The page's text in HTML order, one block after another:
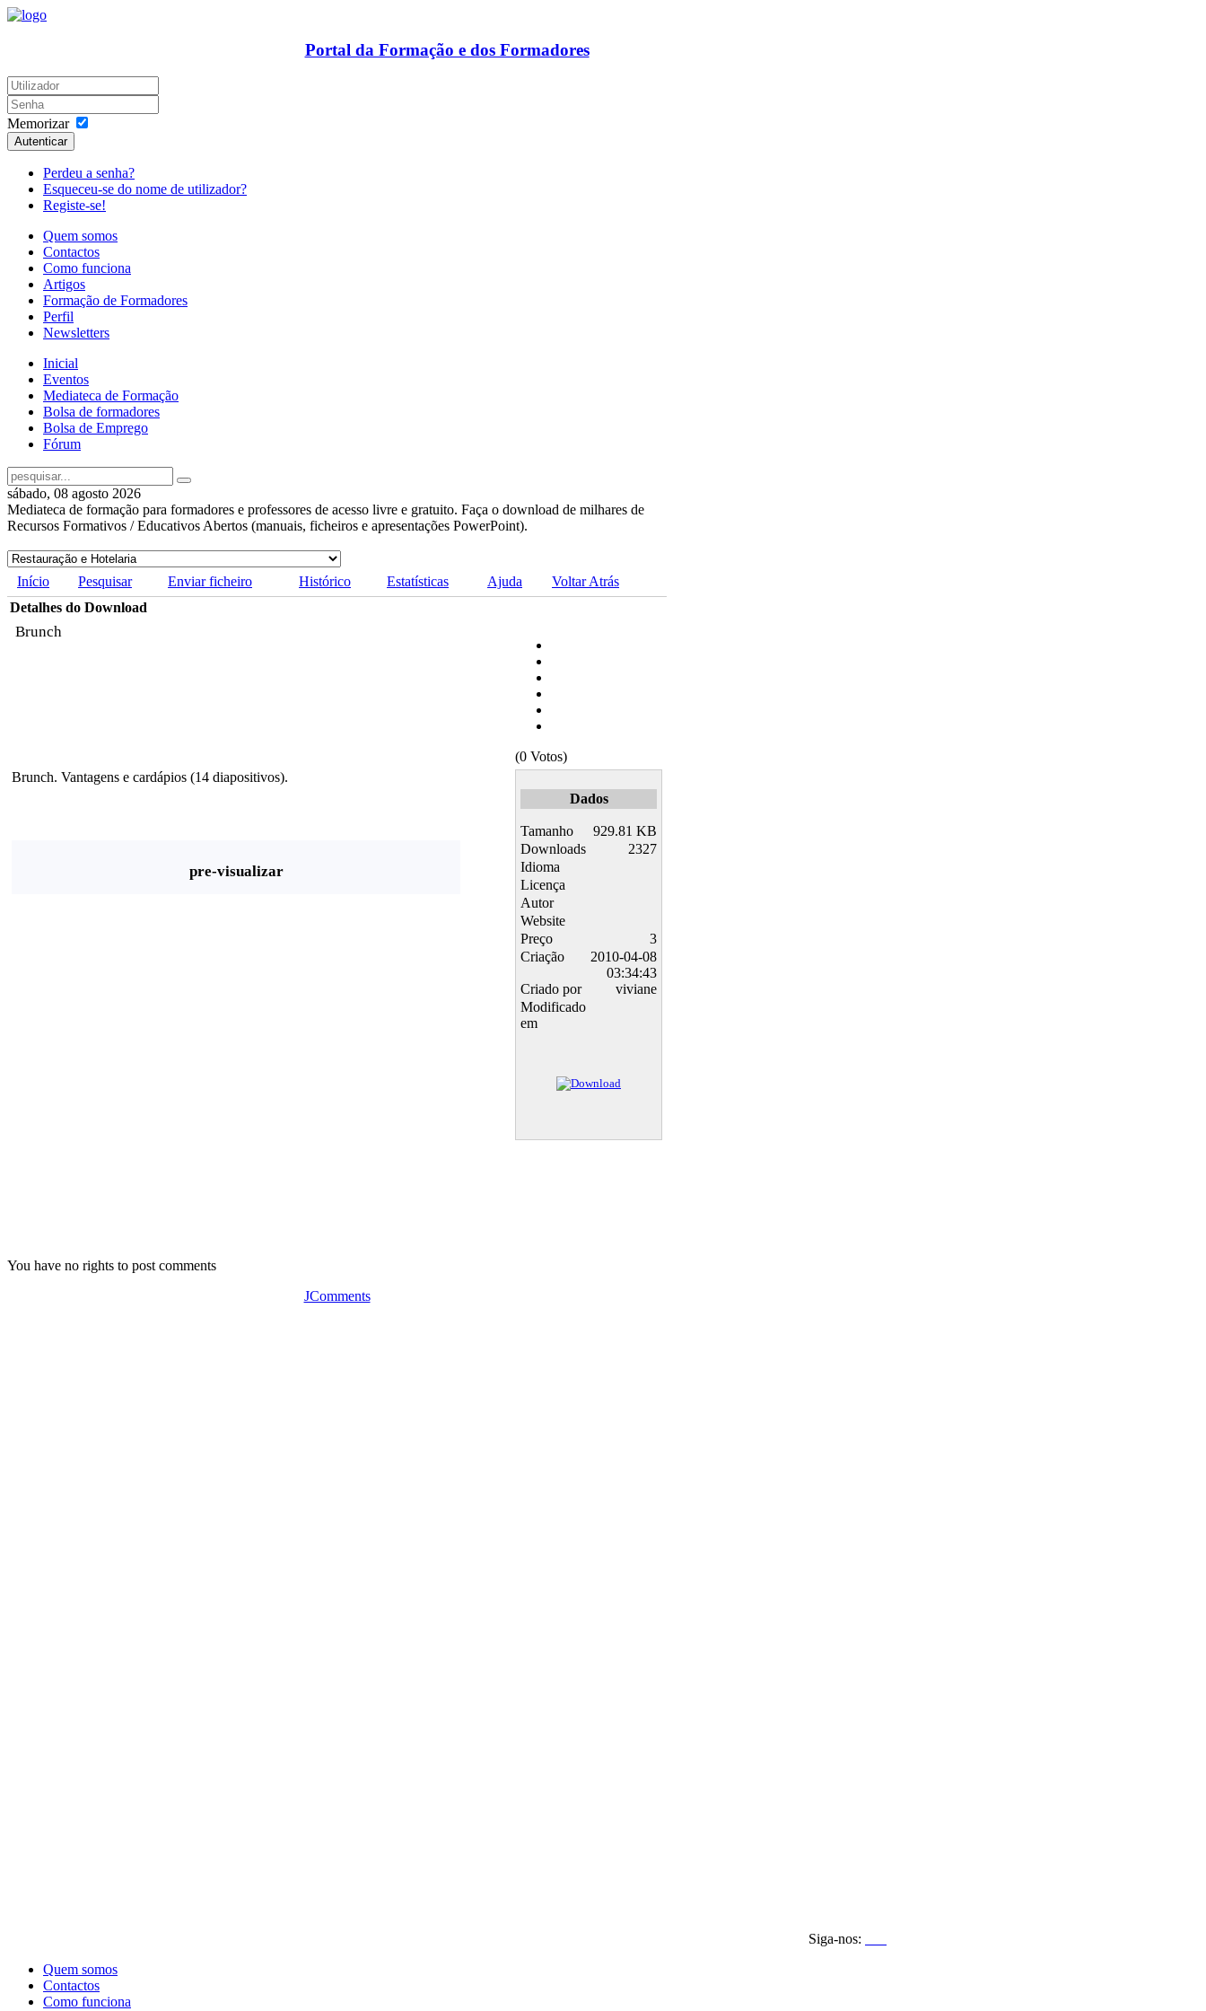
Portal da Formação e dos Formadores
Memorizar
Autenticar
Perdeu a senha?
Esqueceu-se do nome de utilizador?
Registe-se!
Quem somos
Contactos
Como funciona
Artigos
Formação de Formadores
Perfil
Newsletters
Inicial
Eventos
Mediateca de Formação
Bolsa de formadores
Bolsa de Emprego
Fórum
sábado, 08 agosto 2026
Mediateca de formação para formadores e professores de acesso livre e gratuito. Faça o download de milhares de
Recursos Formativos / Educativos Abertos (manuais, ficheiros e apresentações PowerPoint).
Início Pesquisar Enviar ficheiro Histórico Estatísticas Ajuda
Voltar Atrás
Detalhes do Download
Brunch
(0 Votos)
Brunch. Vantagens e cardápios (14 diapositivos).
pre-visualizar
Dados
Tamanho
929.81 KB
Downloads
2327
Idioma
Licença
Autor
Website
Preço
3
Criação
2010-04-08
03:34:43
Criado por
viviane
Modificado
em
You have no rights to post comments
JComments
Siga-nos:
Quem somos
Contactos
Como funciona